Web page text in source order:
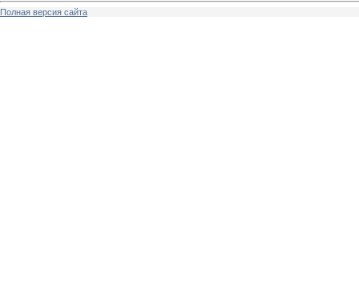
Полная версия сайта